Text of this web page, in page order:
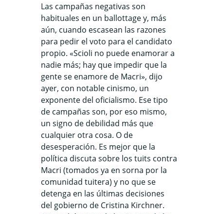
Las campañas negativas son
habituales en un ballottage y, más
aún, cuando escasean las razones
para pedir el voto para el candidato
propio. «Scioli no puede enamorar a
nadie más; hay que impedir que la
gente se enamore de Macri», dijo
ayer, con notable cinismo, un
exponente del oficialismo. Ese tipo
de campañas son, por eso mismo,
un signo de debilidad más que
cualquier otra cosa. O de
desesperación. Es mejor que la
política discuta sobre los tuits contra
Macri (tomados ya en sorna por la
comunidad tuitera) y no que se
detenga en las últimas decisiones
del gobierno de Cristina Kirchner.